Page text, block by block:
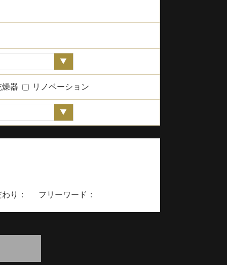
器 リノベーション
り： フリーワード：